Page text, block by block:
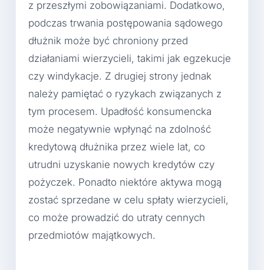
z przeszłymi zobowiązaniami. Dodatkowo,
podczas trwania postępowania sądowego
dłużnik może być chroniony przed
działaniami wierzycieli, takimi jak egzekucje
czy windykacje. Z drugiej strony jednak
należy pamiętać o ryzykach związanych z
tym procesem. Upadłość konsumencka
może negatywnie wpłynąć na zdolność
kredytową dłużnika przez wiele lat, co
utrudni uzyskanie nowych kredytów czy
pożyczek. Ponadto niektóre aktywa mogą
zostać sprzedane w celu spłaty wierzycieli,
co może prowadzić do utraty cennych
przedmiotów majątkowych.